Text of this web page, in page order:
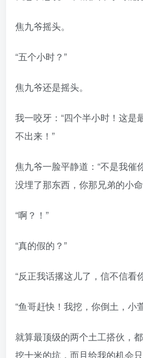
焦九爷摇头。
“五个小时？”
焦九爷还是摇头。
我一咬牙：“四个半小时！这是
不出来！”
焦九爷一脸平静道：“不是我催
没埋了那东西，你那兄弟的小
“啊？！”
“真的假的？”
“反正我话撂这儿了，信不信看
“鱼哥赶快！我挖，你倒土，小
就算最顶级的两个土工搭伙，
挖十米的坑，而且给我的机会